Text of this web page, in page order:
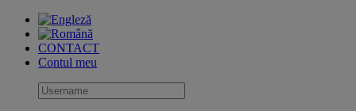
Skip
contentCONTACT
Contul meu